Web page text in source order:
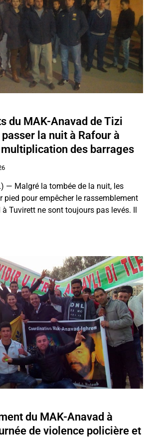
du MAK-Anavad de Tizi
la nuit à Rafour à
des barrages
— Malgré la tombée de la nuit, les
pied pour empêcher le rassemblement
Tuvirett ne sont toujours pas levés. Il
du MAK-Anavad à
de violence policière et